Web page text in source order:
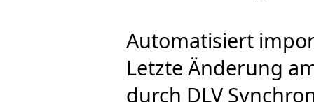
Automatisiert
Letzte Änderung
durch DLV